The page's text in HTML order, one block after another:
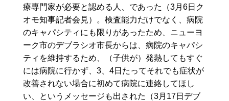
療専門家が必要と認める人、であった（3月6日ク
オモ知事記者会見）。検査能力だけでなく、病院
のキャパシティにも限りがあったため、ニューヨ
ーク市のデブラシオ市長からは、病院のキャパシ
ティを維持するため、（子供が）発熱してもすぐ
には病院に行かず、3、4日たってそれでも症状が
改善されない場合に初めて病院に連絡してほし
い、というメッセージも出された（3月17日デブ